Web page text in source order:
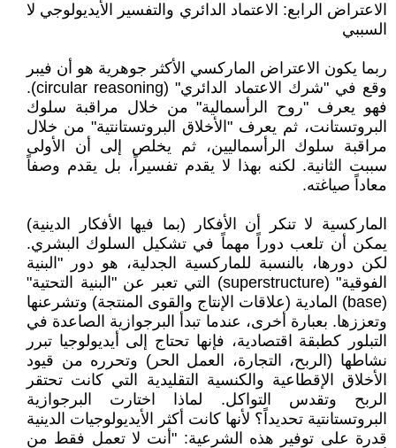
الاعتراض الرابع: الاعتماد الدائري والتفسير الأيديولوجي لا
السببي
ربما يكون الاعتراض الماركسي الأكثر جوهرية هو أن فيبر
وقع في "شرك الاعتماد الدائري" (circular reasoning).
فهو يعرف "روح الرأسمالية" من خلال مراقبة سلوك
البروتستانت، ثم يعرف "الأخلاق البروتستانتية" من خلال
مراقبة سلوك الرأسماليين، ثم يخلص إلى أن الأولى
سببت الثانية. لكنه بهذا لا يقدم تفسيراً، بل يقدم وصفاً
معاداً صياغته.
الماركسية لا تنكر أن الأفكار (بما فيها الأفكار الدينية)
يمكن أن تلعب دوراً مهماً في تشكيل السلوك البشري.
لكن دورها، بالنسبة للماركسية الجدلية، هو دور "البنية
الفوقية" (superstructure) التي تعبر عن "البنية التحتية"
(base) المادية (علاقات الإنتاج والقوى المنتجة) وتشرعنها
وتعززها. بعبارة أخرى، عندما تبدأ البرجوازية الصاعدة في
التبلور كطبقة اقتصادية، فإنها تحتاج إلى أيديولوجيا تبرر
نشاطها (الربح، التجارة، العمل الحر) وتحرره من قيود
الأخلاق الإقطاعية والكنسية التقليدية التي كانت تحتقر
الربح وتقدس التواكل. لماذا اختارت البرجوازية
البروتستانتية تحديداً؟ لأنها كانت أكثر الأيديولوجيات الدينية
قدرة على توفير هذه الشرعية: "أنت لا تعمل فقط من